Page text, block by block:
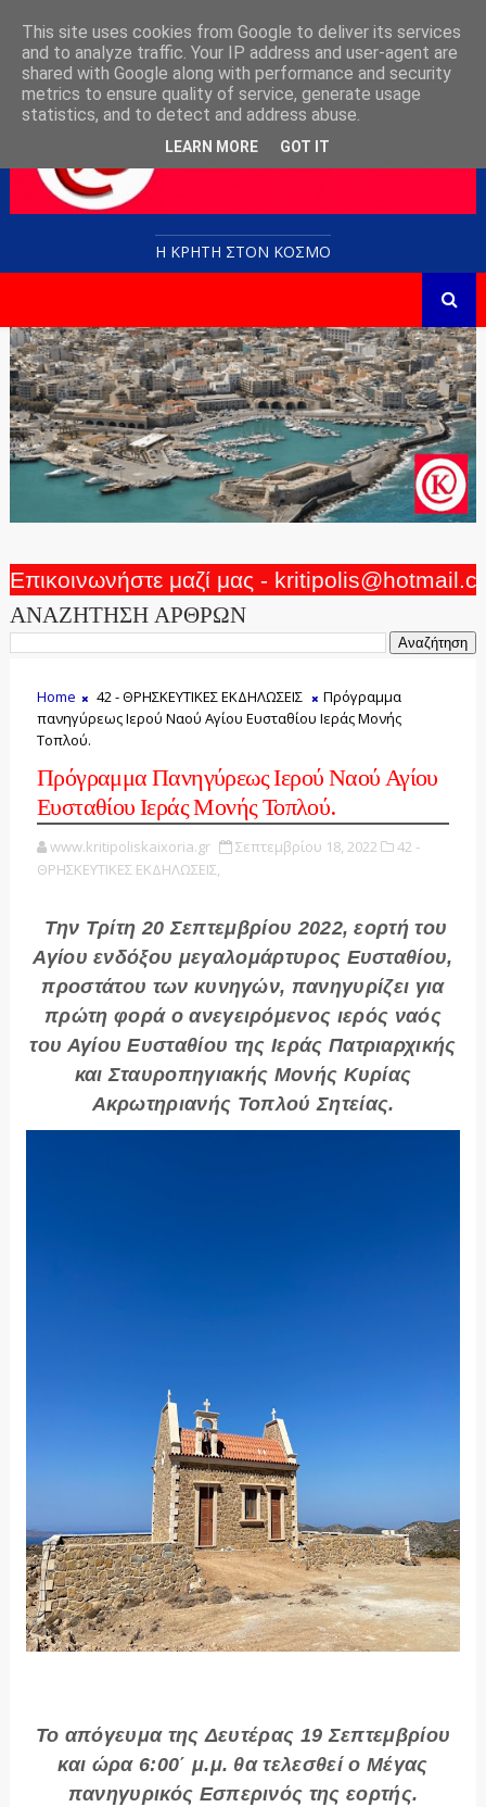
Η ΚΡΗΤΗ ΣΤΟN KOΣΜΟ
Επικοινωνήστε μαζί μας -
ΑΝΑΖΗΤΗΣΗ ΑΡΘΡΩΝ
Home 42 - ΘΡΗΣΚΕΥΤΙΚΕΣ ΕΚΔΗΛΩΣΕΙΣ
Πρόγραμμα
πανηγύρεως Ιερού Ναού Αγίου Ευσταθίου Ιεράς Μονής
Τοπλού.
Πρόγραμμα Πανηγύρεως Ιερού Ναού Αγίου
Ευσταθίου Ιεράς Μονής Τοπλού.
www.kritipoliskaixoria.gr Σεπτεμβρίου 18, 2022
42 -
ΘΡΗΣΚΕΥΤΙΚΕΣ ΕΚΔΗΛΩΣΕΙΣ,
Την Τρίτη 20 Σεπτεμβρίου 2022, εορτή του
Αγίου ενδόξου μεγαλομάρτυρος Ευσταθίου,
προστάτου των κυνηγών, πανηγυρίζει για
πρώτη φορά ο ανεγειρόμενος ιερός ναός
του Αγίου Ευσταθίου της Ιεράς Πατριαρχικής
και Σταυροπηγιακής Μονής Κυρίας
Ακρωτηριανής Τοπλού Σητείας.
Το απόγευμα τηςΔευτέρας 19 Σεπτεμβρίου
και ώρα 6:00΄ μ.μ. θα τελεσθεί ο Μέγας
πανηγυρικός Εσπερινός της εορτής.
This site uses cookies from Google to deliver its services
and to analyze traffic. Your IP address and user-agent are
shared with Google along with performance and security
metrics to ensure quality of service, generate usage
statistics, and to detect and address abuse.
LEARN MORE GOT IT